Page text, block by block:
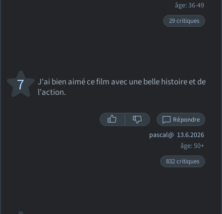
âge: 36-49
29 critiques
J'ai bien aimé ce film avec une belle histoire et de
l'action.
7
Répondre
pascal@ 13.6.2026
âge: 50+
832 critiques